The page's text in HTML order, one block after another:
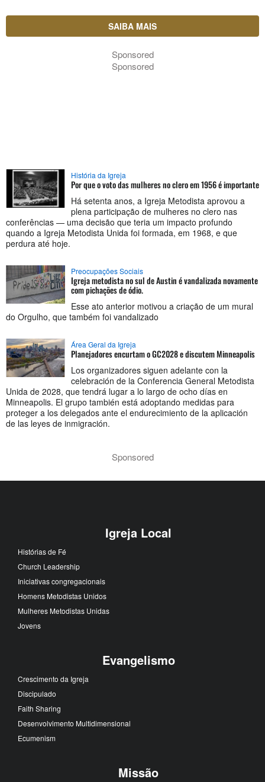
SAIBA MAIS
Sponsored
Sponsored
História da Igreja
Por que o voto das mulheres no clero em 1956 é importante
Há setenta anos, a Igreja Metodista aprovou a
plena participação de mulheres no clero nas
conferências — uma decisão que teria um impacto profundo
quando a Igreja Metodista Unida foi formada, em 1968, e que
perdura até hoje.
Preocupações Sociais
Igreja metodista no sul de Austin é vandalizada novamente
com pichações de ódio.
Esse ato anterior motivou a criação de um mural
do Orgulho, que também foi vandalizado
Área Geral da Igreja
Planejadores encurtam o GC2028 e discutem Minneapolis
Los organizadores siguen adelante con la
celebración de la Conferencia General Metodista
Unida de 2028, que tendrá lugar a lo largo de ocho días en
Minneapolis. El grupo también está adoptando medidas para
proteger a los delegados ante el endurecimiento de la aplicación
de las leyes de inmigración.
Sponsored
Igreja Local
Histórias de Fé
Church Leadership
Iniciativas congregacionais
Homens Metodistas Unidos
Mulheres Metodistas Unidas
Jovens
Evangelismo
Crescimento da Igreja
Discipulado
Faith Sharing
Desenvolvimento Multidimensional
Ecumenism
Missão